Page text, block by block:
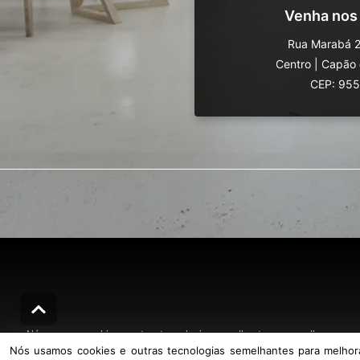
Venha
Rua Marabá
Centro
Capão
CEP:
Nós usamos cookies e outras tecnologias semelhantes para melhorar a
Nós usamos cookies e outras tecnologias semelhantes para